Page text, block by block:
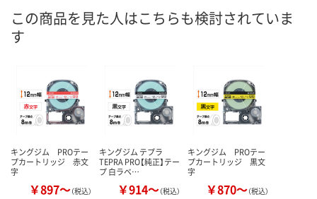
在庫 あり あり 6点
数量
カゴへ
数量
カゴへ
この商品を見た人はこちらも検討されていま
す
キングジム PROテー
プカートリッジ 赤文
字
￥897～（税込）
キングジム テプラ
TEPRA PRO【純正】テー
プ 白ラベ…
￥914～（税込）
キングジム PROテー
プカートリッジ 黒文
字
￥870～（税込）